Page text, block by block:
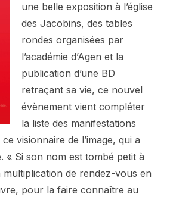
une belle exposition à l’église
des Jacobins, des tables
rondes organisées par
l’académie d’Agen et la
publication d’une BD
retraçant sa vie, ce nouvel
évènement vient compléter
la liste des manifestations
visionnaire de l’image, qui a
Si son nom est tombé petit à
multiplication de rendez-vous en
pour la faire connaître au